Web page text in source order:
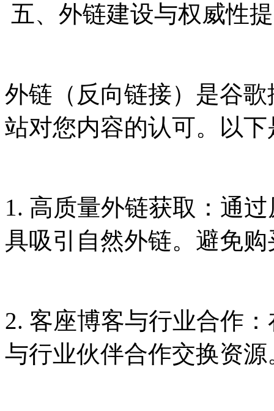
五、外链建设与权威性
外链（反向链接）是谷
站对您内容的认可。以
1. 高质量外链获取：通
具吸引自然外链。避免
2. 客座博客与行业合作
与行业伙伴合作交换资源